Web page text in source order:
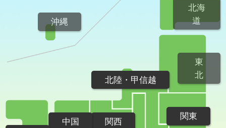
北海
道
東
北
関東
北陸・甲信越
関西
中国
沖縄